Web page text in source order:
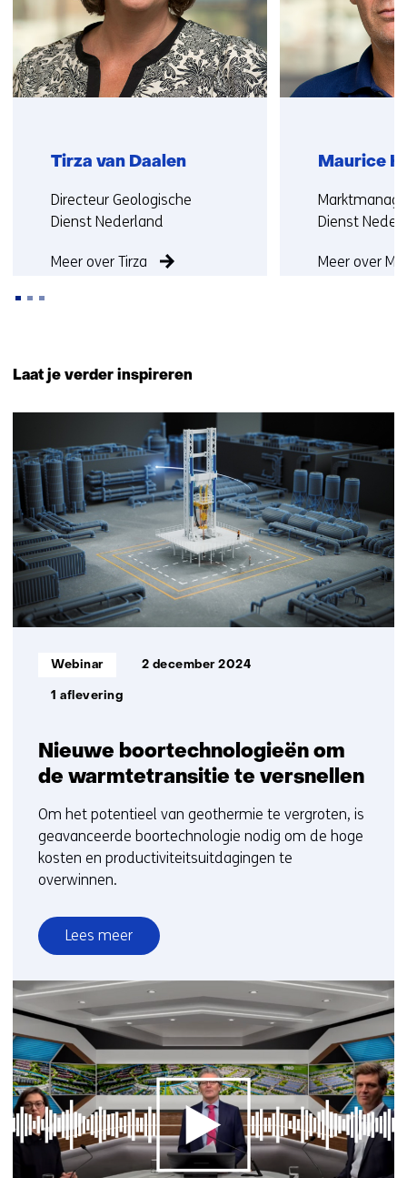
w
e
b
Tirza van Daalen
Functie:
Directeur Geologische
Dienst Nederland
Meer over Tirza
Maurice
Functie:
Dienst
Meer over
(Neem
contact
met
ons
op)
Laat je verder inspireren
resultaten,
getoond
1
t/m
2
Nieuwe boortechnologieën om
de warmtetransitie te versnellen
Informatietype:
Webinar 2 december 2024
1 aflevering
Om het potentieel van geothermie te vergroten, is
geavanceerde boortechnologie nodig om de hoge
kosten en productiviteitsuitdagingen te
overwinnen.
Lees meer
over
Nieuwe
boortechnologieën
om
de
warmtetransitie
te
versnellen